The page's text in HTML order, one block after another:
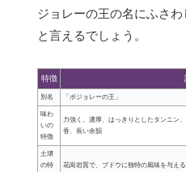
ジョレーの王の名にふさ
と言えるでしょう。
特徴
別名 「ボジョレーの王」
味わ
いの
特徴
力強く、濃厚、はっきりとしたタンニン
香、長い余韻
土壌
の特
花崗岩質で、ブドウに独特の風味を与える